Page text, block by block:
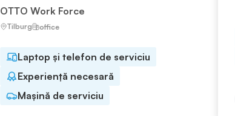
OTTO Work Force
Tilburg office
Laptop și telefon de serviciu
Experiență necesară
Mașină de serviciu